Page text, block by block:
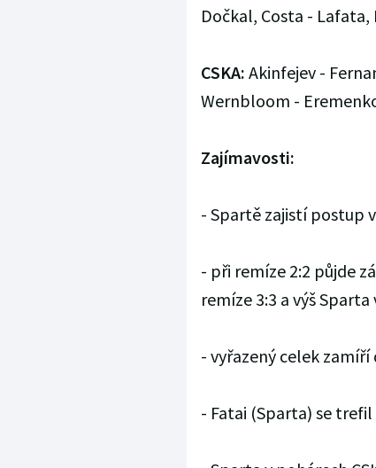
Dočkal, Costa - Lafata,
CSKA: Akinfejev -
Wernbloom -
Zajímavosti:
- Spartě zajistí postup
- při remíze 2:2 půjde
remíze 3:3 a výš
- vyřazený celek
- Fatai (Sparta) se